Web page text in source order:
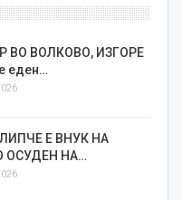
ВО ВОЛКОВО, ИЗГОРЕ
еден…
Е ВНУК НА
ОСУДЕН НА…